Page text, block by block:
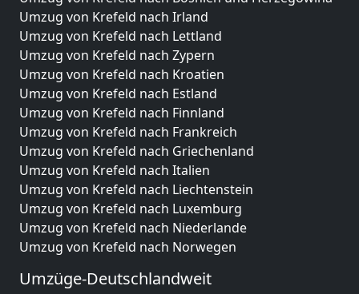
Umzug von Krefeld nach Irland
Umzug von Krefeld nach Lettland
Umzug von Krefeld nach Zypern
Umzug von Krefeld nach Kroatien
Umzug von Krefeld nach Estland
Umzug von Krefeld nach Finnland
Umzug von Krefeld nach Frankreich
Umzug von Krefeld nach Griechenland
Umzug von Krefeld nach Italien
Umzug von Krefeld nach Liechtenstein
Umzug von Krefeld nach Luxemburg
Umzug von Krefeld nach Niederlande
Umzug von Krefeld nach Norwegen
Umzüge-Deutschlandweit